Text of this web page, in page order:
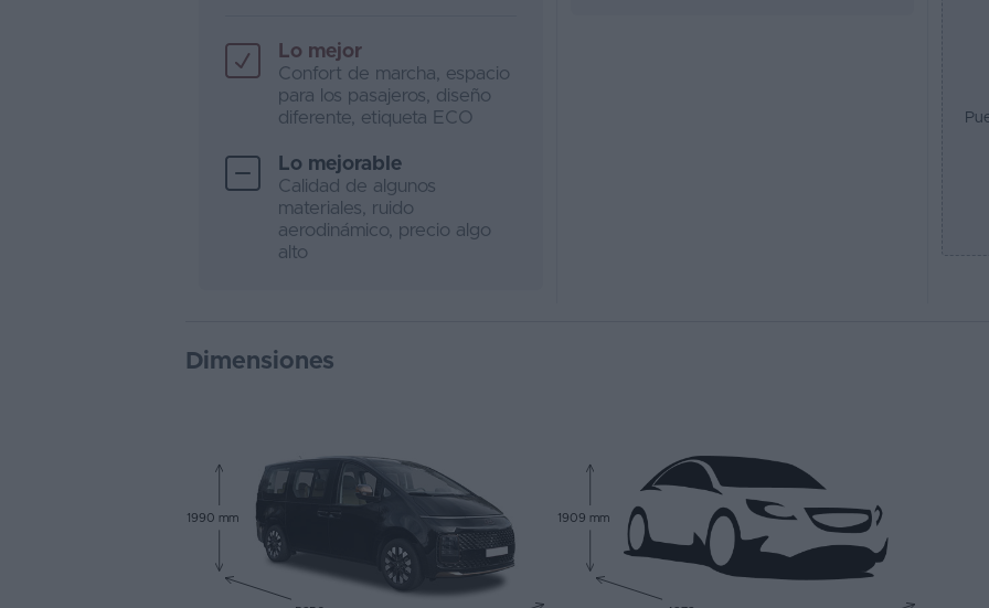
Lo mejor
Confort de marcha, espacio
para los pasajeros, diseño
diferente, etiqueta ECO
Lo mejorable
Calidad de algunos
materiales, ruido
aerodinámico, precio algo
alto
Dimensiones
1990 mm 1909 mm